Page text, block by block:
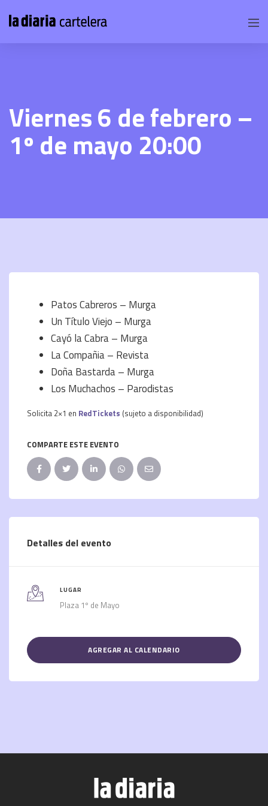
Viernes 6 de febrero –
1º de mayo 20:00
Patos Cabreros – Murga
Un Título Viejo – Murga
Cayó la Cabra – Murga
La Compañia – Revista
Doña Bastarda – Murga
Los Muchachos – Parodistas
Solicita 2×1 en RedTickets (sujeto a disponibilidad)
COMPARTE ESTE EVENTO
Detalles del evento
LUGAR
Plaza 1º de Mayo
AGREGAR AL CALENDARIO